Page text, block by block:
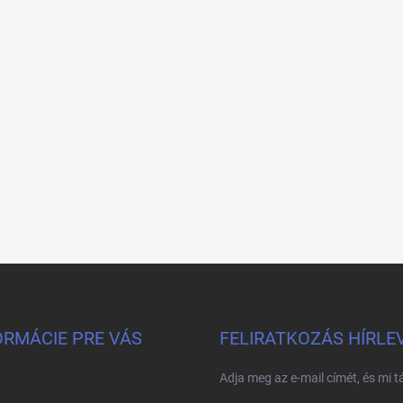
PRE VÁS FELIRATKOZÁS
Adja meg az e-mail címét, és mi